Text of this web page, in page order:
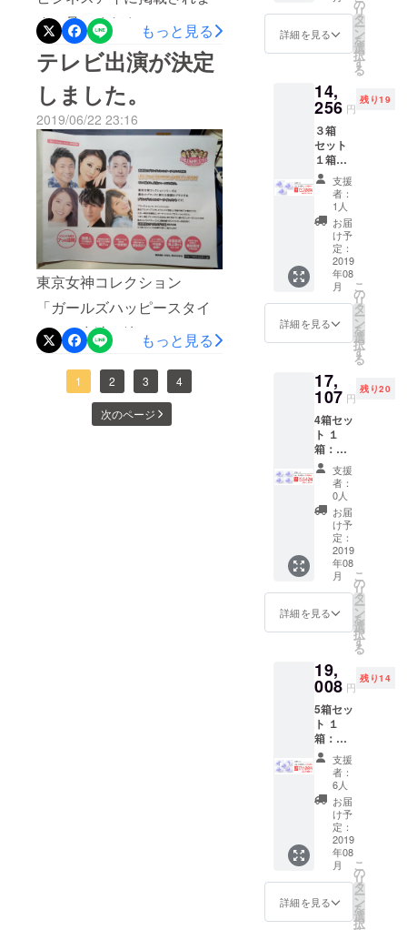
す。見てください！もっと見る
テレビ出演が決定
しました。
2019/06/22 23:16
東京女神コレクション
「ガールズハッピースタイ
ル」に出演が決まりまし
た。放映日は８月下旬から
９月初旬にまります。千葉
テレビ、テレビ埼玉、ＦＯ
もっと見る
1 2 3 4
次のページ
詳細を見る
の
リ
タ
ー
ン
を
選
択
す
る
14,
256 円
残り19
３箱
セット
１箱：
定価
8,800円
【50%
OFF】
支援
者：
1人
お届
け予
定：
2019
年08
月
詳細を見る
こ
の
リ
タ
ー
ン
を
選
択
す
る
17,
107 円
残り20
4箱セッ
ト １
箱：定
価8,800
円
【55%
OFF】
支援
者：
0人
お届
け予
定：
2019
年08
月
詳細を見る
こ
の
リ
タ
ー
ン
を
選
択
す
る
19,
008 円
残り14
5箱セッ
ト １
箱：定
価8,800
円
【60%
OFF】
支援
者：
6人
お届
け予
定：
2019
年08
月
詳細を見る
こ
の
リ
タ
ー
ン
を
選
択